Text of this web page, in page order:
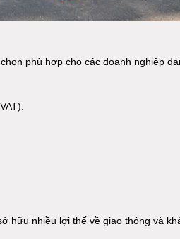
phù hợp cho các doanh nghiệp
hữu nhiều lợi thế về giao thông và